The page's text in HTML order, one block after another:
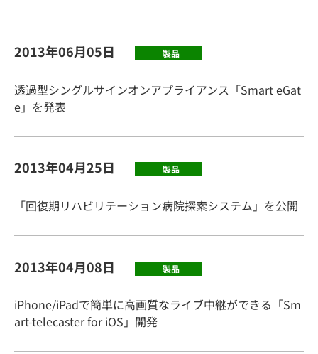
2013年06月05日 製品
透過型シングルサインオンアプライアンス「Smart eGat
e」を発表
2013年04月25日 製品
「回復期リハビリテーション病院探索システム」を公開
2013年04月08日 製品
iPhone/iPadで簡単に高画質なライブ中継ができる「Sm
art-telecaster for iOS」開発